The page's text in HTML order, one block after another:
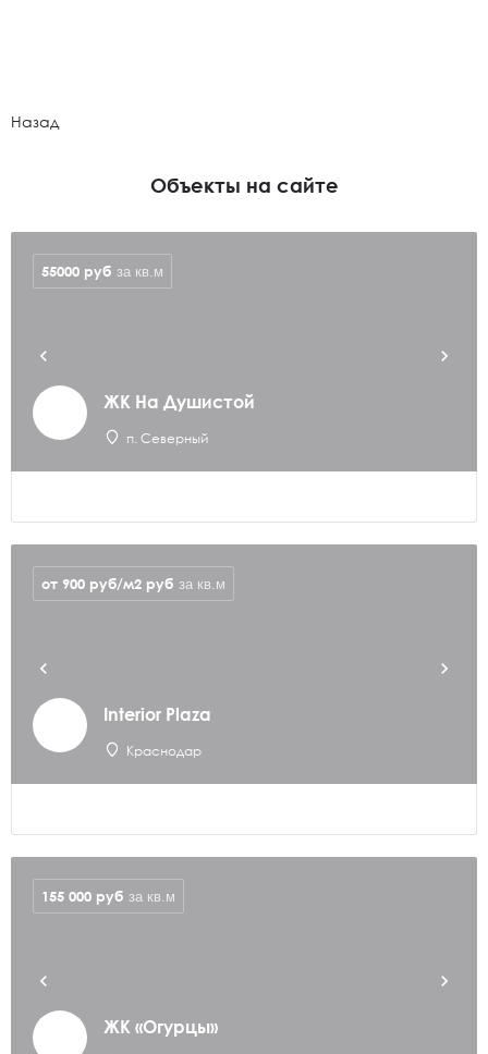
Назад
Объекты на сайте
ЖК На Душистой
п. Северный
55000 руб за кв.м
Interior Plaza
Краснодар
от 900 руб/м2 руб за кв.м
ЖК «Огурцы»
155 000 руб за кв.м